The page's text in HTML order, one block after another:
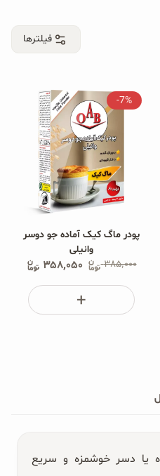
فیلترها
-7%
پودر ماگ کیک آماده جو دوسر
وانیلی
۳۸۵٬۰۰۰
۳۵۸٬۰۵۰
یا دسر خوشمزه و سریع